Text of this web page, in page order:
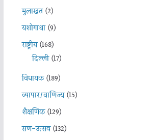
मुलाखत(2)
यशोगाथा(9)
राष्ट्रीय(168)
दिल्ली(17)
विधायक(189)
व्यापार/वाणिज्य(15)
शैक्षणिक(129)
सण-उत्सव(132)